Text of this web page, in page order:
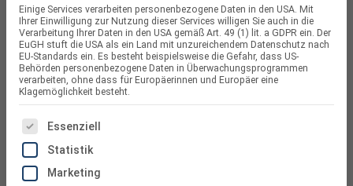
Einige Services verarbeiten personenbezogene Daten in den USA. Mit
Ihrer Einwilligung zur Nutzung dieser Services willigen Sie auch in die
Verarbeitung Ihrer Daten in den USA gemäß Art. 49 (1) lit. a GDPR ein. Der
EuGH stuft die USA als ein Land mit unzureichendem Datenschutz nach
EU-Standards ein. Es besteht beispielsweise die Gefahr, dass US-
Behörden personenbezogene Daten in Überwachungsprogrammen
verarbeiten, ohne dass für Europäerinnen und Europäer eine
Klagemöglichkeit besteht.
ES FOLGT EINE LISTE DER SERVICE-GRUPPEN, FÜR
Essenziell
Statistik
Marketing